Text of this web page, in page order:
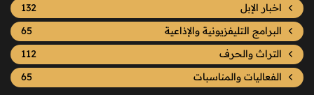
اخبار الإبل
132
البرامج التليفزيونية والإذاعية
65
التراث والحرف
112
الفعاليات والمناسبات
65